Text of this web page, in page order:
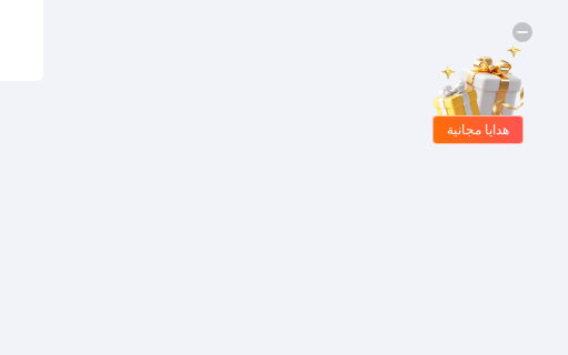
هدايا مجانية